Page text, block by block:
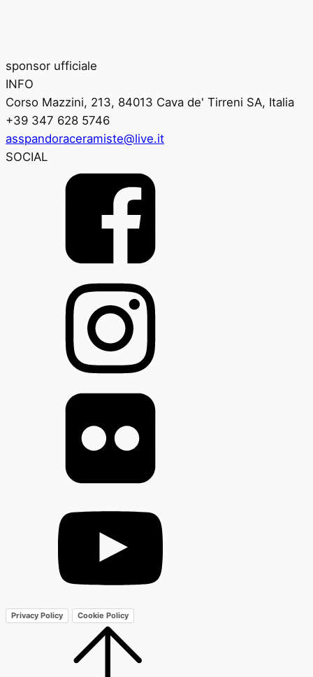
sponsor ufficiale
INFO
Corso Mazzini, 213, 84013 Cava de' Tirreni SA, Italia
+39 347 628 5746
asspandoraceramiste@live.it
SOCIAL
Privacy Policy Cookie Policy